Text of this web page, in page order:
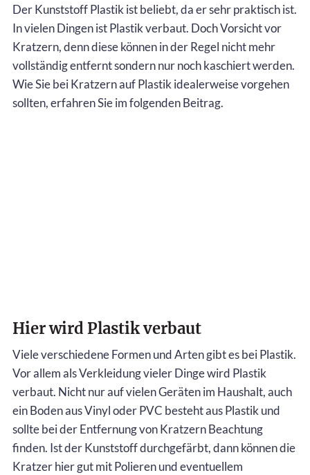
Der Kunststoff Plastik ist beliebt, da er sehr praktisch ist.
In vielen Dingen ist Plastik verbaut. Doch Vorsicht vor
Kratzern, denn diese können in der Regel nicht mehr
vollständig entfernt sondern nur noch kaschiert werden.
Wie Sie bei Kratzern auf Plastik idealerweise vorgehen
sollten, erfahren Sie im folgenden Beitrag.
Hier wird Plastik verbaut
Viele verschiedene Formen und Arten gibt es bei Plastik.
Vor allem als Verkleidung vieler Dinge wird Plastik
verbaut. Nicht nur auf vielen Geräten im Haushalt, auch
ein Boden aus Vinyl oder PVC besteht aus Plastik und
sollte bei der Entfernung von Kratzern Beachtung
finden. Ist der Kunststoff durchgefärbt, dann können die
Kratzer hier gut mit Polieren und eventuellem